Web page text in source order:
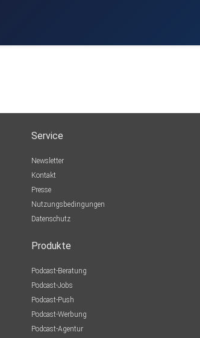
Service
Newsletter
Kontakt
Presse
Nutzungsbedingungen
Datenschutz
Produkte
Podcast-Beratung
Podcast-Jobs
Podcast-Push
Podcast-Werbung
Podcast-Agentur